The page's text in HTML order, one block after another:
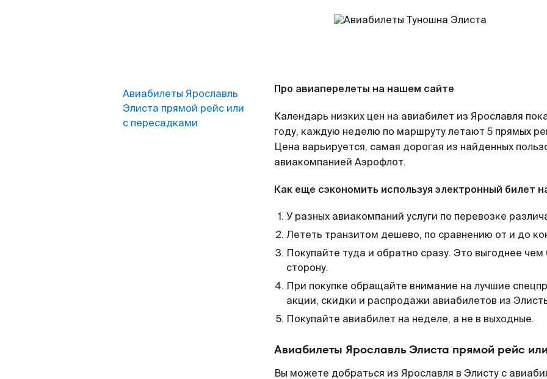
Авиабилеты Ярославль
Элиста прямой рейс или
с пересадками
Про авиаперелеты на нашем сайте
Календарь низких цен на авиабилет из Ярославля
году, каждую неделю по маршруту летают 5 прямых
Цена варьируется, самая дорогая из найденных
авиакомпанией Аэрофлот.
Как еще сэкономить используя электронный билет
У разных авиакомпаний услуги по перевозке
Лететь транзитом дешево, по сравнению от и до
Покупайте туда и обратно сразу. Это выгоднее
сторону.
При покупке обращайте внимание на лучшие
акции, скидки и распродажи авиабилетов из
Покупайте авиабилет на неделе, а не в выходные.
Авиабилеты Ярославль Элиста прямой рейс
Вы можете добраться из Ярославля в Элисту с